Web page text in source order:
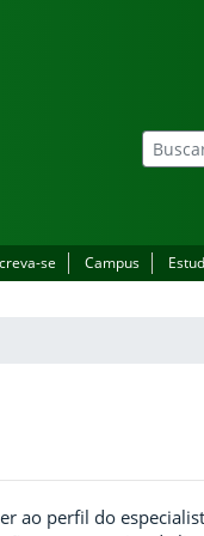
se Campus
ao perfil do